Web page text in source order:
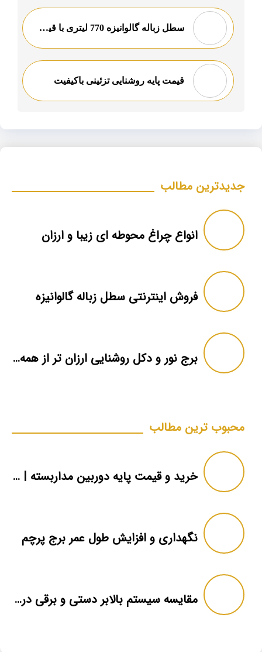
سطل زباله گالوانیزه 770 لیتری با قیمت ارزان
قیمت پایه روشنایی تزئینی باکیفیت
جدیدترین مطالب
انواع چراغ محوطه ای زیبا و ارزان
فروش اینترنتی سطل زباله گالوانیزه
برج نور و دکل روشنایی ارزان تر از همه جا
محبوب ترین مطالب
خرید و قیمت پایه دوربین مداربسته | دکل دوربین
نگهداری و افزایش طول عمر برج پرچم
مقایسه سیستم بالابر دستی و برقی در برج پرچم